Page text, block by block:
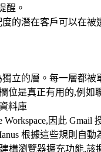
的潛在客戶可以在被
立的層。每一層都
位是真正有用的,例
料庫
因此
根據這些規則自動
構瀏覽器擴充功能,